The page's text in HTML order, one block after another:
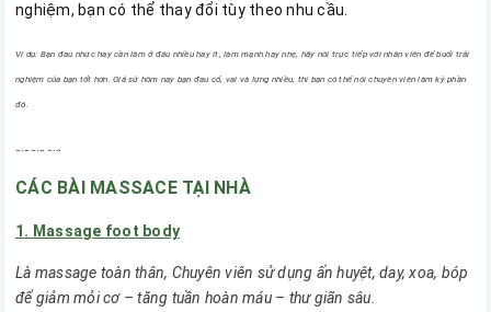
nghiệm, bạn có thể thay đổi tùy theo nhu cầu.
Ví dụ: Bạn đau nhức hay cần làm ở đâu nhiều hay ít, làm mạnh hay nhẹ, hãy nói trực tiếp với nhân viên để buổi trải
nghiệm của bạn tốt hơn. Giả sử hôm nay bạn đau cổ, vai và lưng nhiều, thì bạn có thể nói chuyên viên làm kỹ phần
đó.
CÁC BÀI MASSACE TẠI NHÀ
1. Massage foot body
Là massage toàn thân, Chuyên viên sử dụng ấn huyệt, day, xoa, bóp
để giảm mỏi cơ – tăng tuần hoàn máu – thư giãn sâu.